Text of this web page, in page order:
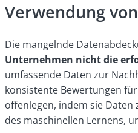
Verwendung
Die mangelnde
Unternehmen nicht die
umfassende Daten zur
konsistente Bewertungen
offenlegen, indem sie
des maschinellen Lernens,